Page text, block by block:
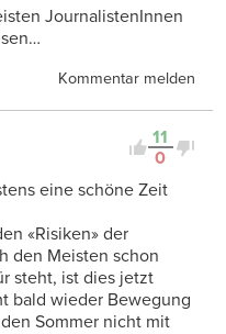
JournalistenInnen
Kommentar melden
11
0
eine schöne Zeit
«Risiken» der
den Meisten schon
steht, ist dies jetzt
bald wieder Bewegung
Sommer nicht mit